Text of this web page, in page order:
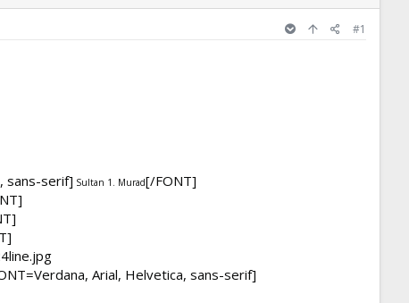
#1
sans-serif] Sultan 1. Murad[/FONT]
Arial, Helvetica, sans-serif]